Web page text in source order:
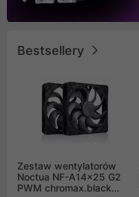
Bestsellery
Zestaw wentylatorów
Noctua NF-A14x25 G2
PWM chromax.black